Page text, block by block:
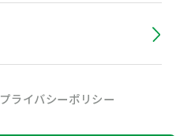
プライバシーポリシー